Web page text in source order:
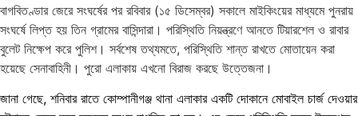
বাগবিতণ্ডার জেরে সংঘর্ষের পর রবিবার (১৫ ডিসেম্বর) সকালে মাইকিংয়ের মাধ্যমে পুনরায়
সংঘর্ষে লিপ্ত হয় তিন গ্রামের বাসিন্দারা। পরিস্থিতি নিয়ন্ত্রণে আনতে টিয়ারশেল ও রাবার
বুলেট নিক্ষেপ করে পুলিশ। সর্বশেষ তথ্যমতে, পরিস্থিতি শান্ত রাখতে মোতায়েন করা
হয়েছে সেনাবাহিনী। পুরো এলাকায় এখনো বিরাজ করছে উত্তেজনা।
জানা গেছে, শনিবার রাতে কোম্পানীগঞ্জ থানা এলাকার একটি দোকানে মোবাইল চার্জ দেওয়ার